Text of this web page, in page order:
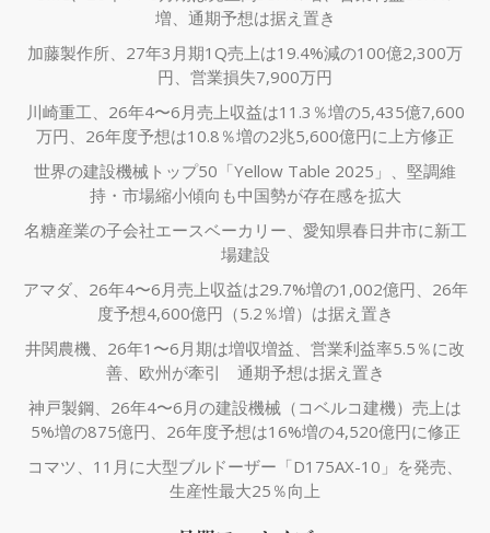
増、通期予想は据え置き
加藤製作所、27年3月期1Q売上は19.4%減の100億2,300万
円、営業損失7,900万円
川崎重工、26年4〜6月売上収益は11.3％増の5,435億7,600
万円、26年度予想は10.8％増の2兆5,600億円に上方修正
世界の建設機械トップ50「Yellow Table 2025」、堅調維
持・市場縮小傾向も中国勢が存在感を拡大
名糖産業の子会社エースベーカリー、愛知県春日井市に新工
場建設
アマダ、26年4〜6月売上収益は29.7%増の1,002億円、26年
度予想4,600億円（5.2％増）は据え置き
井関農機、26年1〜6月期は増収増益、営業利益率5.5％に改
善、欧州が牽引 通期予想は据え置き
神戸製鋼、26年4〜6月の建設機械（コベルコ建機）売上は
5%増の875億円、26年度予想は16%増の4,520億円に修正
コマツ、11月に大型ブルドーザー「D175AX-10」を発売、
生産性最大25％向上